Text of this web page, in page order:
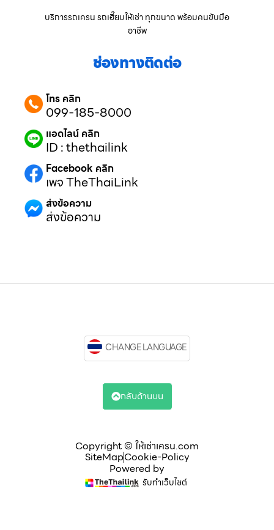
บริการรถเครน รถเฮี๊ยบให้เช่า ทุกขนาด พร้อมคนขับมือ
อาชีพ
ช่องทางติดต่อ
โทร คลิก
099-185-8000
แอดไลน์ คลิก
ID : thethailink
Facebook คลิก
เพจ TheThaiLink
ส่งข้อความ
ส่งข้อความ
Copyright © ให้เช่าเครน.com
SiteMapCookie-Policy
Powered by
รับทำเว็บไซต์
CHANGE LANGUAGE
กลับด้านบน